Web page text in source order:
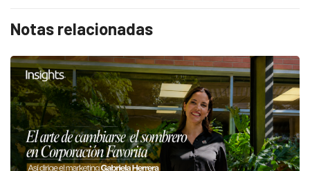
Notas relacionadas